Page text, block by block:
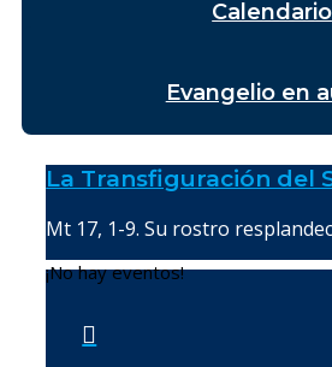
Calendario
Evangelio en
La Transfiguración del
Mt 17, 1-9. Su rostro
¡No hay eventos!
